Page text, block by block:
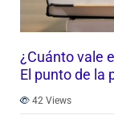
¿Cuánto vale
El punto de la
42 Views